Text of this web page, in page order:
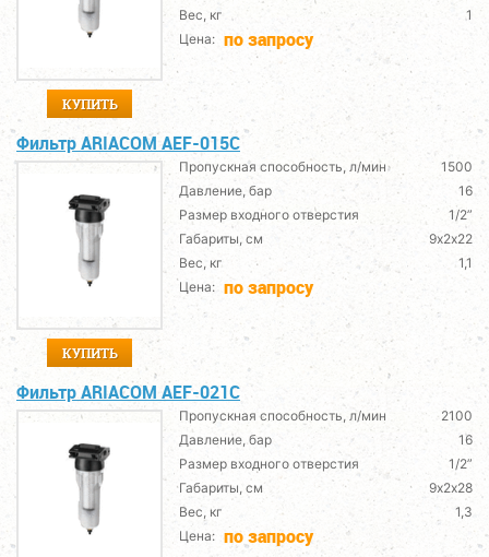
КУПИТЬ
Вес, кг
1
Цена: по запросу
Фильтр ARIACOM AEF-015C
КУПИТЬ
Пропускная способность, л/мин
1500
Давление, бар
16
Размер входного отверстия
1/2”
Габариты, см
9х2х22
Вес, кг
1,1
Цена: по запросу
Фильтр ARIACOM AEF-021C
Пропускная способность, л/мин
2100
Давление, бар
16
Размер входного отверстия
1/2”
Габариты, см
9х2х28
Вес, кг
1,3
Цена: по запросу